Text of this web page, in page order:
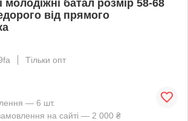
молодіжні батал розмір 58-68
від прямого
Тільки опт
— 6 шт.
на сайті — 2 000 ₴